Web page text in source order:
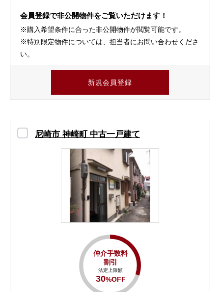
会員登録で非公開物件をご覧いただけます！
※購入希望条件に合った非公開物件が閲覧可能です。
※特別限定物件については、担当者にお問い合わせくださ
い。
新規会員登録
尼崎市 神崎町 中古一戸建て
仲介手数料
割引
法定上限額
30%OFF